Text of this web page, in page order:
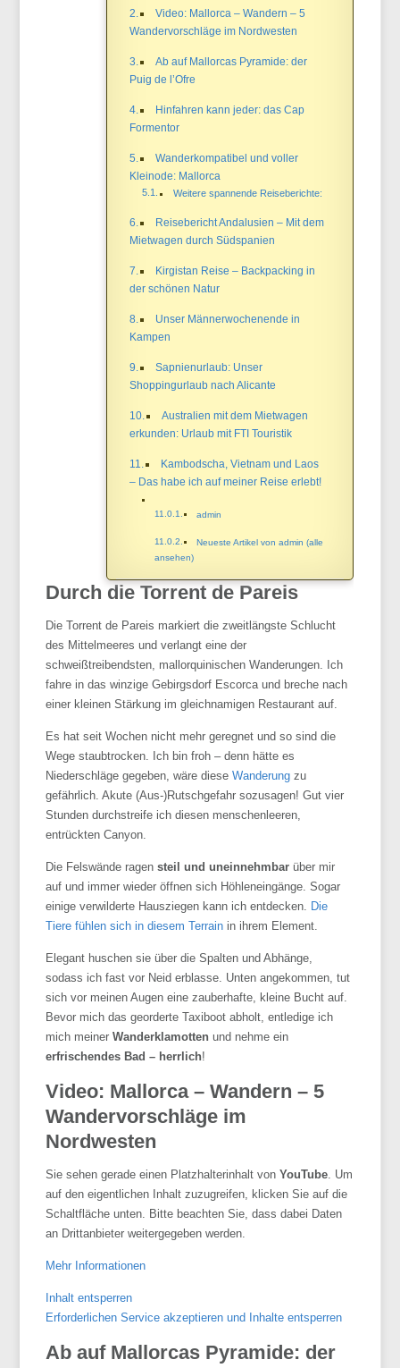
Video: Mallorca – Wandern – 5
Wandervorschläge im Nordwesten
Ab auf Mallorcas Pyramide: der
Puig de l’Ofre
Hinfahren kann jeder: das Cap
Formentor
Wanderkompatibel und voller
Kleinode: Mallorca
Weitere spannende Reiseberichte:
Reisebericht Andalusien – Mit dem
Mietwagen durch Südspanien
Kirgistan Reise – Backpacking in
der schönen Natur
Unser Männerwochenende in
Kampen
Sapnienurlaub: Unser
Shoppingurlaub nach Alicante
Australien mit dem Mietwagen
erkunden: Urlaub mit FTI Touristik
Kambodscha, Vietnam und Laos
– Das habe ich auf meiner Reise erlebt!
admin
Neueste Artikel von admin (alle
ansehen)
Durch die Torrent de Pareis
Die Torrent de Pareis markiert die zweitlängste Schlucht
des Mittelmeeres und verlangt eine der
schweißtreibendsten, mallorquinischen Wanderungen. Ich
fahre in das winzige Gebirgsdorf Escorca und breche nach
einer kleinen Stärkung im gleichnamigen Restaurant auf.
Es hat seit Wochen nicht mehr geregnet und so sind die
Wege staubtrocken. Ich bin froh – denn hätte es
Niederschläge gegeben, wäre dieseWanderungzu
gefährlich. Akute (Aus-)Rutschgefahr sozusagen! Gut vier
Stunden durchstreife ich diesen menschenleeren,
entrückten Canyon.
Die Felswände ragensteil und uneinnehmbar über mir
auf und immer wieder öffnen sich Höhleneingänge. Sogar
einige verwilderte Hausziegen kann ich entdecken. Die
Tiere fühlen sich in diesem Terrain in ihrem Element.
Elegant huschen sie über die Spalten und Abhänge,
sodass ich fast vor Neid erblasse. Unten angekommen, tut
sich vor meinen Augen eine zauberhafte, kleine Bucht auf.
Bevor mich das georderte Taxiboot abholt, entledige ich
mich meinerWanderklamotten und nehme ein
erfrischendes Bad – herrlich!
Video: Mallorca – Wandern – 5
Wandervorschläge im
Nordwesten
Sie sehen gerade einen Platzhalterinhalt vonYouTube. Um
auf den eigentlichen Inhalt zuzugreifen, klicken Sie auf die
Schaltfläche unten. Bitte beachten Sie, dass dabei Daten
an Drittanbieter weitergegeben werden.
Mehr Informationen
Inhalt entsperren
Erforderlichen Service akzeptieren und Inhalte entsperren
Ab auf Mallorcas Pyramide: der